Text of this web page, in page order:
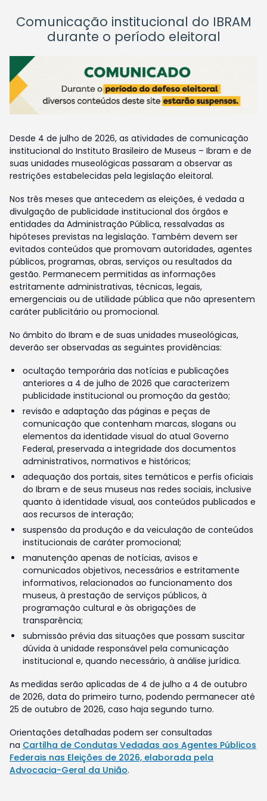
Comunicação institucional do IBRAM
durante o período eleitoral
Desde 4 de julho de 2026, as atividades de comunicação
institucional do Instituto Brasileiro de Museus – Ibram e de
suas unidades museológicas passaram a observar as
restrições estabelecidas pela legislação eleitoral.
Nos três meses que antecedem as eleições, é vedada a
divulgação de publicidade institucional dos órgãos e
entidades da Administração Pública, ressalvadas as
hipóteses previstas na legislação. Também devem ser
evitados conteúdos que promovam autoridades, agentes
públicos, programas, obras, serviços ou resultados da
gestão. Permanecem permitidas as informações
estritamente administrativas, técnicas, legais,
emergenciais ou de utilidade pública que não apresentem
caráter publicitário ou promocional.
No âmbito do Ibram e de suas unidades museológicas,
deverão ser observadas as seguintes providências:
ocultação temporária das notícias e publicações
anteriores a 4 de julho de 2026 que caracterizem
publicidade institucional ou promoção da gestão;
revisão e adaptação das páginas e peças de
comunicação que contenham marcas, slogans ou
elementos da identidade visual do atual Governo
Federal, preservada a integridade dos documentos
administrativos, normativos e históricos;
adequação dos portais, sites temáticos e perfis oficiais
do Ibram e de seus museus nas redes sociais, inclusive
quanto à identidade visual, aos conteúdos publicados e
aos recursos de interação;
suspensão da produção e da veiculação de conteúdos
institucionais de caráter promocional;
manutenção apenas de notícias, avisos e
comunicados objetivos, necessários e estritamente
informativos, relacionados ao funcionamento dos
museus, à prestação de serviços públicos, à
programação cultural e às obrigações de
transparência;
submissão prévia das situações que possam suscitar
dúvida à unidade responsável pela comunicação
institucional e, quando necessário, à análise jurídica.
As medidas serão aplicadas de 4 de julho a 4 de outubro
de 2026, data do primeiro turno, podendo permanecer até
25 de outubro de 2026, caso haja segundo turno.
Orientações detalhadas podem ser consultadas
na Cartilha de Condutas Vedadas aos Agentes Públicos
Federais nas Eleições de 2026, elaborada pela
Advocacia-Geral da União.